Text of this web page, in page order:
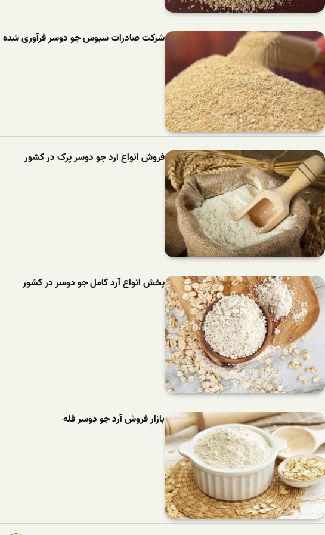
شرکت صادرات سبوس جو دوسر فرآوری شده
فروش انواع آرد جو دوسر پرک در کشور
پخش انواع آرد کامل جو دوسر در کشور
بازار فروش آرد جو دوسر فله